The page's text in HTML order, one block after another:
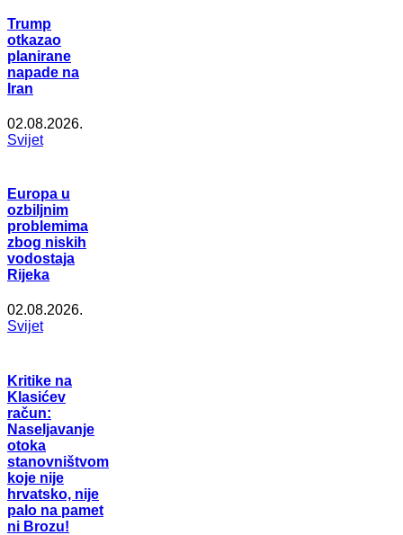
Trump
otkazao
planirane
napade na
Iran
02.08.2026.
Svijet
Europa u
ozbiljnim
problemima
zbog niskih
vodostaja
Rijeka
02.08.2026.
Svijet
Kritike na
Klasićev
račun:
Naseljavanje
otoka
stanovništvom
koje nije
hrvatsko, nije
palo na pamet
ni Brozu!